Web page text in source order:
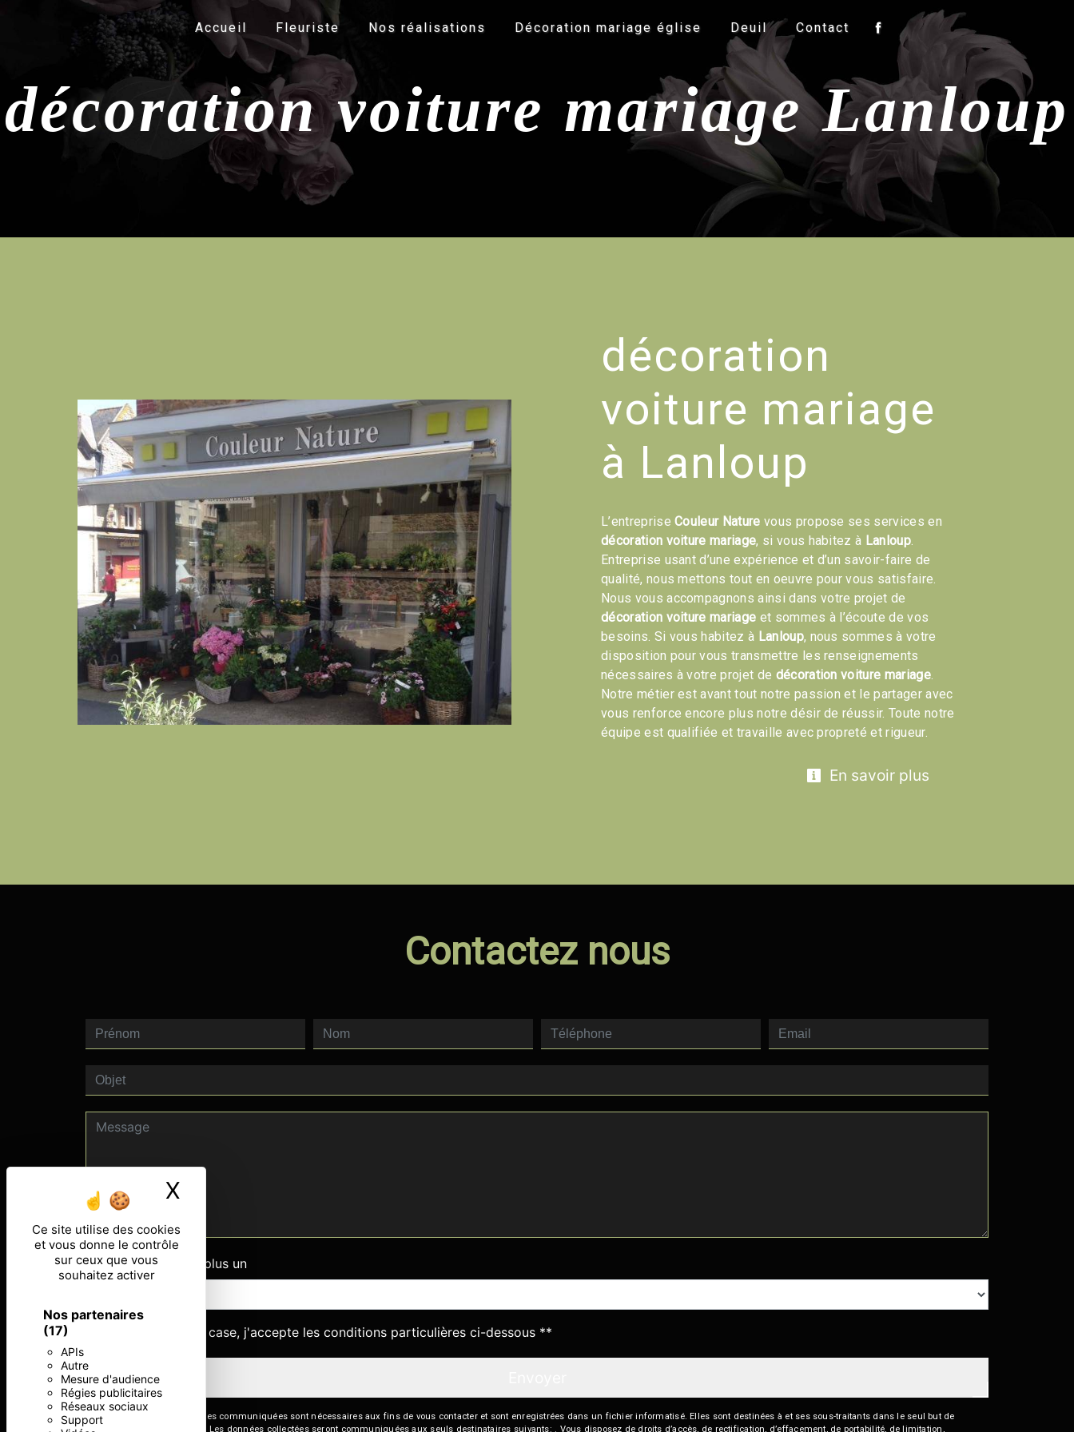
Panneau de gestion des cookies
Ce site utilise des cookies
et vous donne le contrôle
sur ceux que vous
souhaitez activer
Nos partenaires
(17)
APIs
Autre
Mesure d'audience
Régies publicitaires
Réseaux sociaux
Support
X
Accueil Fleuriste Nos réalisations Décoration mariage église Deuil Contact
décoration voiture mariage Lanloup
décoration
voiture mariage
à Lanloup
L’entrepriseCouleur Nature vous propose ses services en
décoration voiture mariage, si vous habitez à Lanloup.
Entreprise usant d’une expérience et d’un savoir-faire de
qualité, nous mettons tout en oeuvre pour vous satisfaire.
Nous vous accompagnons ainsi dans votre projet de
décoration voiture mariage et sommes à l’écoute de vos
besoins. Si vous habitez à Lanloup, nous sommes à votre
disposition pour vous transmettre les renseignements
nécessaires à votre projet de décoration voiture mariage.
Notre métier est avant tout notre passion et le partager avec
vous renforce encore plus notre désir de réussir. Toute notre
équipe est qualifiée et travaille avec propreté et rigueur.
En savoir plus
Contactez nous
Combien font trois plus un
En cochant cette case, j'accepte les conditions particulières ci-dessous **
** Les données personnelles communiquées sont nécessaires aux fins de vous contacter et sont enregistrées dans un fichier informatisé. Elles sont destinées à et ses sous-traitants dans le seul but de
répondre à votre message. Les données collectées seront communiquées aux seuls destinataires suivants: . Vous disposez de droits d’accès, de rectification, d’effacement, de portabilité, de limitation,